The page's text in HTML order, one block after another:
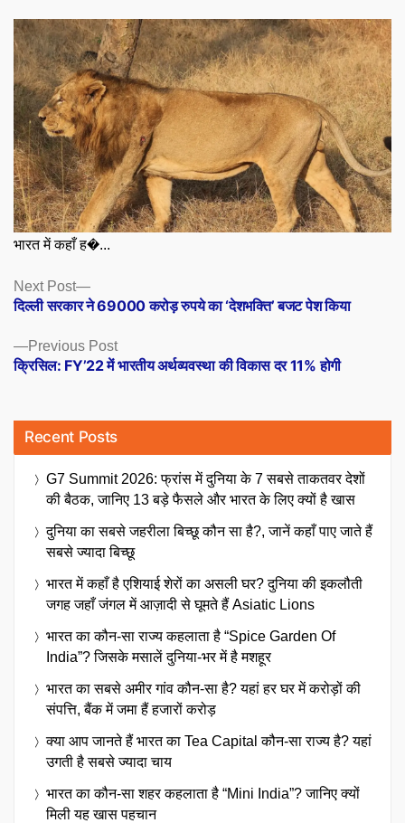
भारत में कहाँ ह�...
Posts
navigation
Previous PostPrevious
post:
क्रिसिल: FY’22 में भारतीय अर्थव्यवस्था की विकास दर 11% होगी
Next Post
Next
post:
दिल्ली सरकार ने 69000 करोड़ रुपये का ‘देशभक्ति’ बजट पेश किया
Recent Posts
G7 Summit 2026: फ्रांस में दुनिया के 7 सबसे ताकतवर देशों
की बैठक, जानिए 13 बड़े फैसले और भारत के लिए क्यों है खास
दुनिया का सबसे जहरीला बिच्छू कौन सा है?, जानें कहाँ पाए जाते हैं
सबसे ज्यादा बिच्छू
भारत में कहाँ है एशियाई शेरों का असली घर? दुनिया की इकलौती
जगह जहाँ जंगल में आज़ादी से घूमते हैं Asiatic Lions
भारत का कौन-सा राज्य कहलाता है “Spice Garden Of
India”? जिसके मसालें दुनिया-भर में है मशहूर
भारत का सबसे अमीर गांव कौन-सा है? यहां हर घर में करोड़ों की
संपत्ति, बैंक में जमा हैं हजारों करोड़
क्या आप जानते हैं भारत का Tea Capital कौन-सा राज्य है? यहां
उगती है सबसे ज्यादा चाय
भारत का कौन-सा शहर कहलाता है “Mini India”? जानिए क्यों
मिली यह खास पहचान